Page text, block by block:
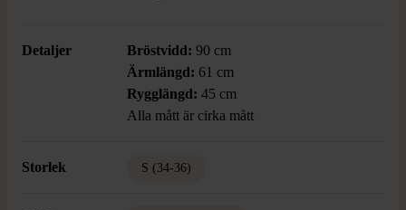
Detaljer Bröstvidd: 90 cm
Ärmlängd: 61 cm
Rygglängd: 45 cm
Alla mått är cirka mått
Storlek S (34-36)